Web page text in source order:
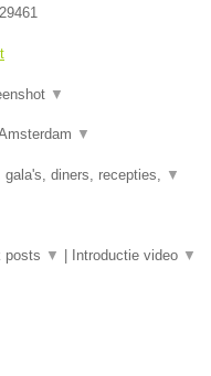
▼
▼
diners, recepties, ▼
posts ▼ Introductie video ▼